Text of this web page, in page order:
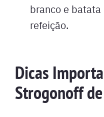
branco e
refeição.
Dicas
Strogonoff